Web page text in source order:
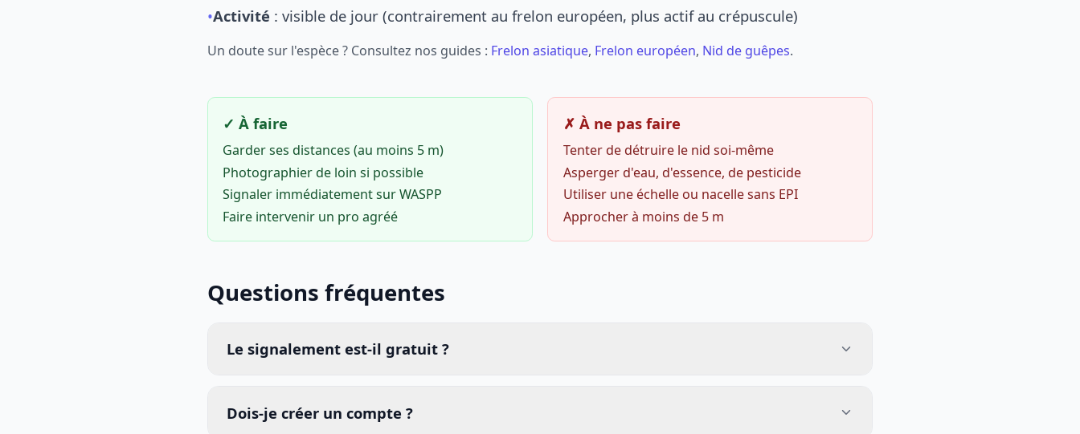
•Activité : visible de jour (contrairement au frelon européen, plus actif au crépuscule)
Un doute sur l'espèce ? Consultez nos guides : Frelon asiatique, Frelon européen, Nid de guêpes.
✓ À faire
Garder ses distances (au moins 5 m)
Photographier de loin si possible
Signaler immédiatement sur WASPP
Faire intervenir un pro agréé
✗ À ne pas faire
Tenter de détruire le nid soi-même
Asperger d'eau, d'essence, de pesticide
Utiliser une échelle ou nacelle sans EPI
Approcher à moins de 5 m
Questions fréquentes
Le signalement est-il gratuit ?
Dois-je créer un compte ?